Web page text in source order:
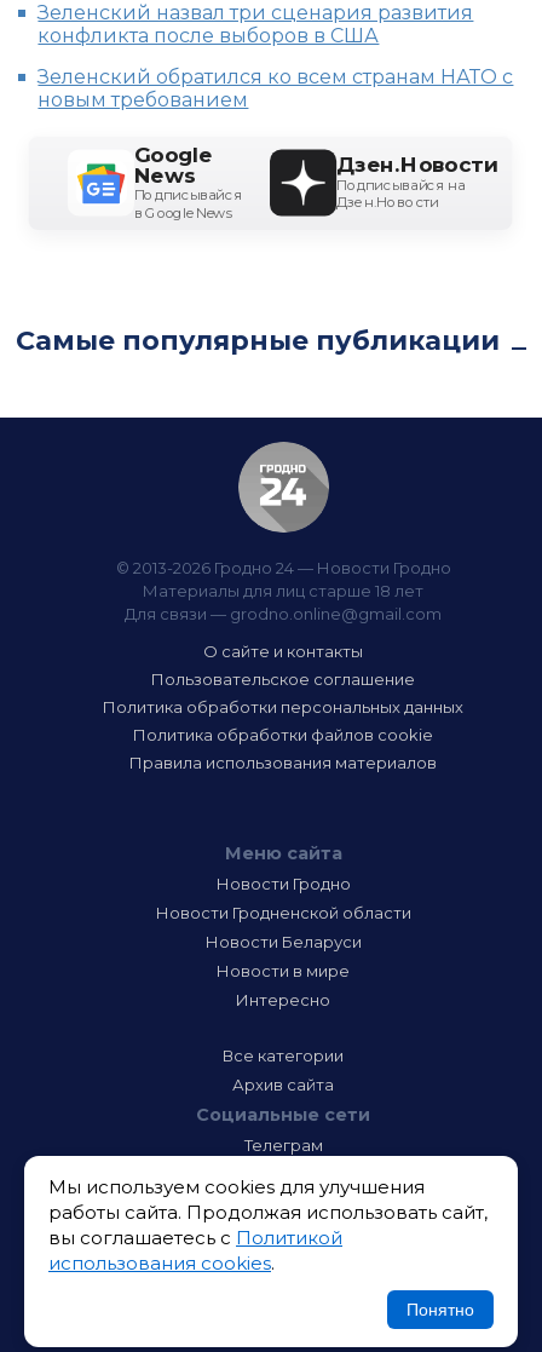
Зеленский назвал три сценария развития
конфликта после выборов в США
Зеленский обратился ко всем странам НАТО с
новым требованием
Google
News
Подписывайся
в Google News
Дзен.Новости
Подписывайся на
Дзен.Новости
Самые популярные публикации
© 2013-2026 Гродно 24 — Новости Гродно
Материалы для лиц старше 18 лет
Для связи — grodno.online@gmail.com
О сайте и контакты
Пользовательское соглашение
Политика обработки персональных данных
Политика обработки файлов cookie
Правила использования материалов
Меню сайта
Новости Гродно
Новости Гродненской области
Новости Беларуси
Новости в мире
Интересно
Все категории
Архив сайта
Социальные сети
Телеграм
Инстаграм
Тик-Ток
Одноклассники
ВК
Мы используем cookies для улучшения
работы сайта. Продолжая использовать сайт,
вы соглашаетесь с Политикой
использования cookies.
Понятно